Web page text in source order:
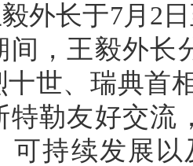
外长于7月2
间，王毅外长
十世、瑞典首
特勒友好交流
可持续发展